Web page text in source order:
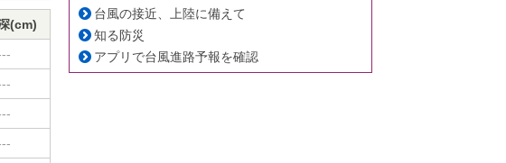
(cm)
台風の接近、上陸に備えて
知る防災
アプリで台風進路予報を確認